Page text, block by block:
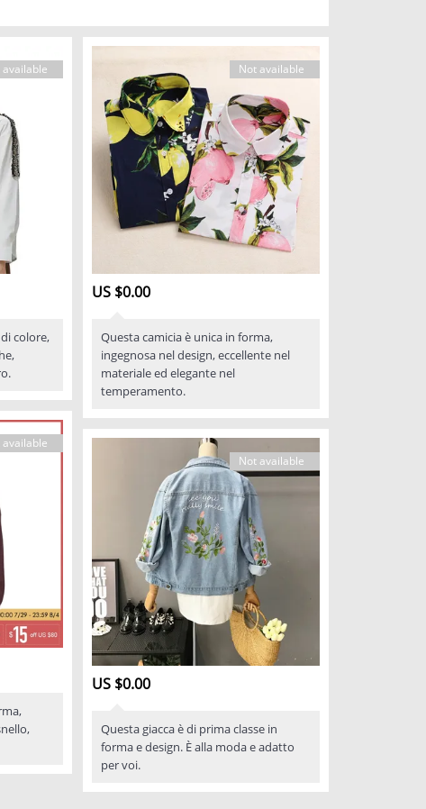
available
colore,
Not available
US $0.00
Questa camicia è unica in forma,
ingegnosa nel design, eccellente nel
materiale ed elegante nel
temperamento.
available
Not available
US $0.00
Questa giacca è di prima classe in
forma e design. È alla moda e adatto
per voi.